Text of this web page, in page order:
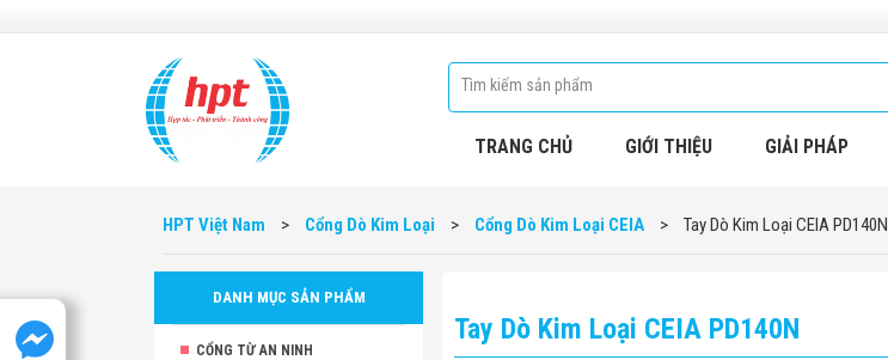
TRANG CHỦ GIỚI THIỆU GIẢI PHÁP
HPT Việt Nam > Cổng Dò Kim Loại > Cổng Dò Kim Loại CEIA > Tay Dò Kim Loại CEIA PD140N
DANH MỤC SẢN PHẨM
CỔNG TỪ AN NINH
Tay Dò Kim Loại CEIA PD140N